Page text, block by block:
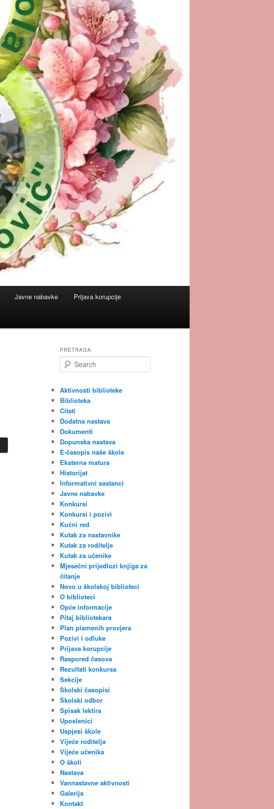
Javne nabavke Prijava korupcije
PRETRAGA
e
r
c
h
Aktivnosti biblioteke
Biblioteka
Citati
Dodatna nastava
Dokumenti
Dopunska nastava
E-časopis naše škole
Eksterna matura
Historijat
Informativni sastanci
Javne nabavke
Konkursi
Konkursi i pozivi
Kućni red
Kutak za nastavnike
Kutak za roditelje
Kutak za učenike
Mjesečni prijedlozi knjiga za
čitanje
Novo u školskoj biblioteci
O biblioteci
Opće informacije
Pitaj bibliotekara
Plan pismenih provjera
Pozivi i odluke
Prijava korupcije
Raspored časova
Rezultati konkursa
Sekcije
Školski časopisi
Školski odbor
Spisak lektira
Uposlenici
Uspjesi škole
Vijeće roditelja
Vijeće učenika
O školi
Nastava
Vannastavne aktivnosti
Galerija
Kontakt